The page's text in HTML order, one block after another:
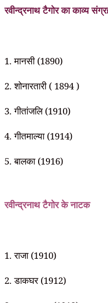
रवीन्द्रनाथ टैगोर काकाव्य
1. मानसी (1890)
2. शोनारतारी ( 1894 )
3. गीतांजलि (1910)
4. गीतमाल्या (1914)
5. बालका (1916)
रवीन्द्रनाथ टैगोर केनाटक
1. राजा (1910)
2. डाकघर (1912)